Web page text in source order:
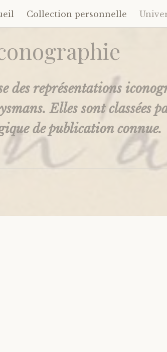
Collection personnelle
des représentations
Elles sont classées
de publication connue.